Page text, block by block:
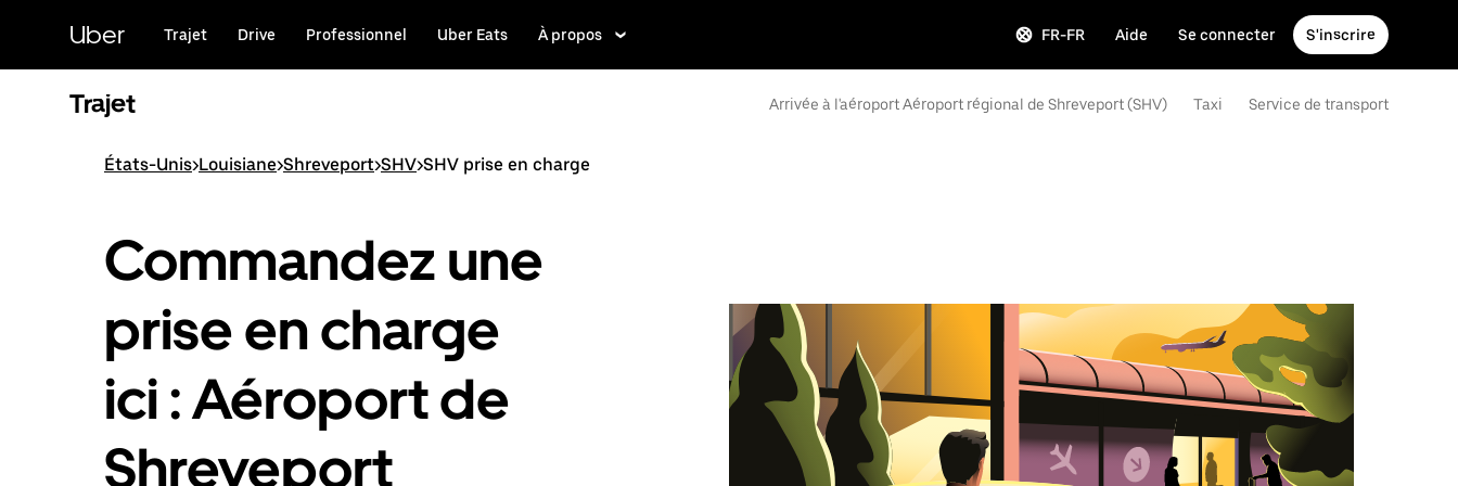
principal
Uber Trajet Drive Professionnel Uber Eats À propos FR-FR Aide Se connecter S'inscrire
Trajet Arrivée à l'aéroport Aéroport régional de Shreveport (SHV) Taxi Service de transport
États-Unis>Louisiane>Shreveport>SHV>SHV prise en charge
Commandez une
prise en charge
ici : Aéroport de
Shreveport